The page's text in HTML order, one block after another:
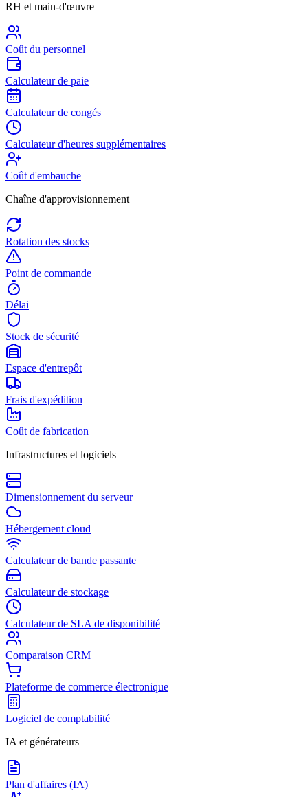
RH et main-d'œuvre
Coût du personnel
Calculateur de paie
Calculateur de congés
Calculateur d'heures supplémentaires
Coût d'embauche
Chaîne d'approvisionnement
Rotation des stocks
Point de commande
Délai
Stock de sécurité
Espace d'entrepôt
Frais d'expédition
Coût de fabrication
Infrastructures et logiciels
Dimensionnement du serveur
Hébergement cloud
Calculateur de bande passante
Calculateur de stockage
Calculateur de SLA de disponibilité
Comparaison CRM
Plateforme de commerce électronique
Logiciel de comptabilité
IA et générateurs
Plan d'affaires (IA)